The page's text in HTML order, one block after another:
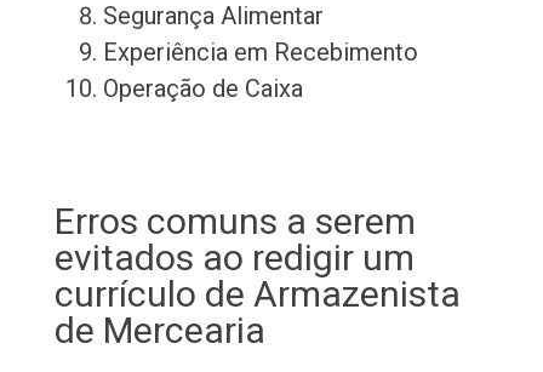
Segurança Alimentar
Experiência em Recebimento
Operação de Caixa
Erros comuns a serem
evitados ao redigir um
currículo de Armazenista
de Mercearia